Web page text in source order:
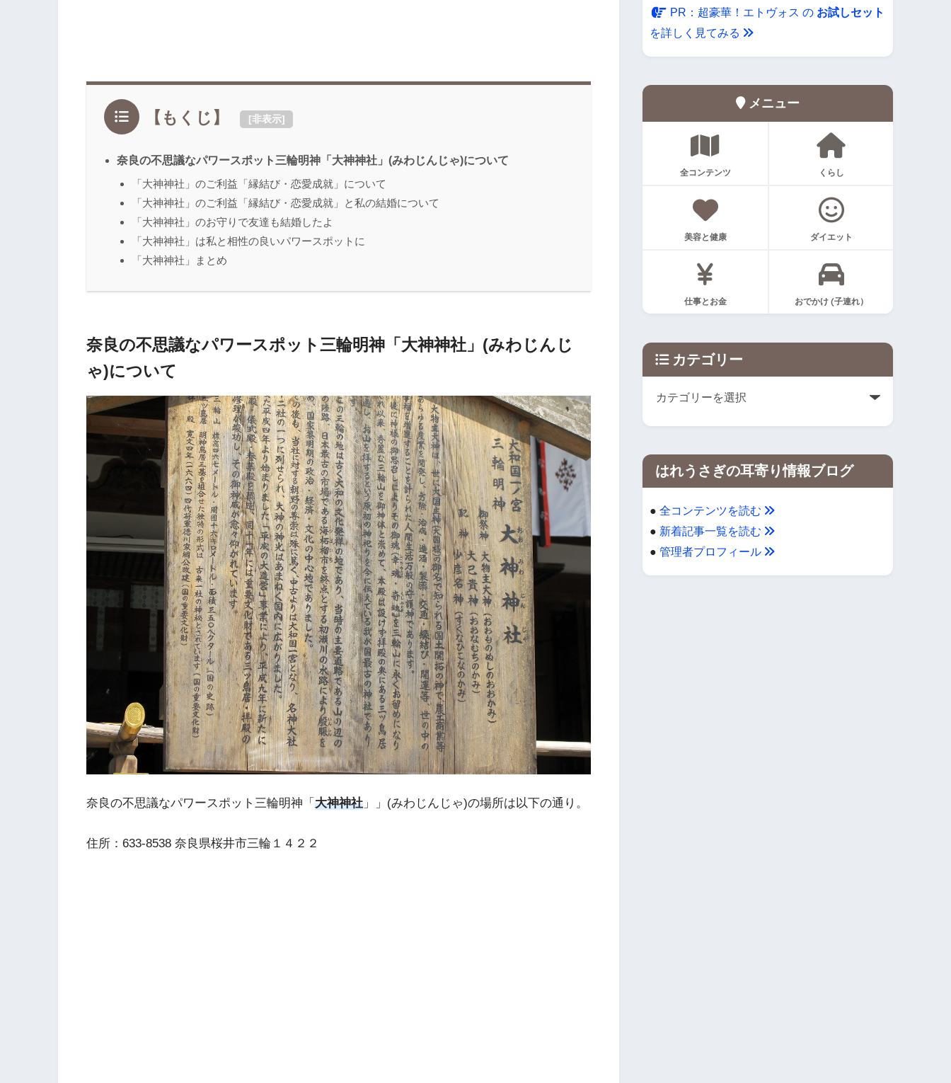
【もくじ】 [非表示]
奈良の不思議なパワースポット三輪明神「大神神社」(みわじんじゃ)について
「大神神社」のご利益「縁結び・恋愛成就」について
「大神神社」のご利益「縁結び・恋愛成就」と私の結婚について
「大神神社」のお守りで友達も結婚したよ
「大神神社」は私と相性の良いパワースポットに
「大神神社」まとめ
奈良の不思議なパワースポット三輪明神「大神神社」(みわじんじ
ゃ)について
奈良の不思議なパワースポット三輪明神「 大神神社 」」(みわじんじゃ)の場所は以下の通り。
住所：633-8538 奈良県桜井市三輪１４２２
PR：超豪華！エトヴォス の お試しセット
を詳しく見てみる
メニュー
全コンテンツ くらし
美容と健康 ダイエット
仕事とお金 おでかけ (子連れ）
カテゴリー
はれうさぎの耳寄り情報ブログ
● 全コンテンツを読む
● 新着記事一覧を読む
● 管理者プロフィール